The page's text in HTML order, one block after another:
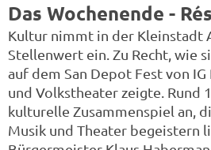
Das Wochenende -
Kultur nimmt in der Kleinstadt
Stellenwert ein. Zu Recht, wie
auf dem San Depot Fest von IG
und Volkstheater zeigte. Rund
kulturelle Zusammenspiel an,
Musik und Theater begeistern